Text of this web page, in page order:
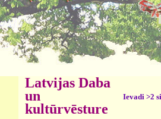
Latvijas Daba
un
kultūrvēsture
Ievadi >2